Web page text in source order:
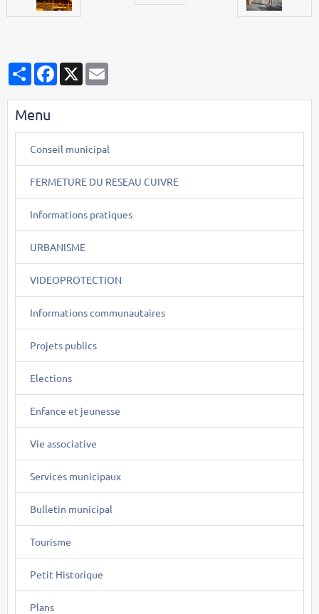
PartagerFacebook
X
Menu
Conseil municipal
FERMETURE DU RESEAU CUIVRE
Informations pratiques
URBANISME
VIDEOPROTECTION
Informations communautaires
Projets publics
Elections
Enfance et jeunesse
Vie associative
Services municipaux
Bulletin municipal
Tourisme
Petit Historique
Plans